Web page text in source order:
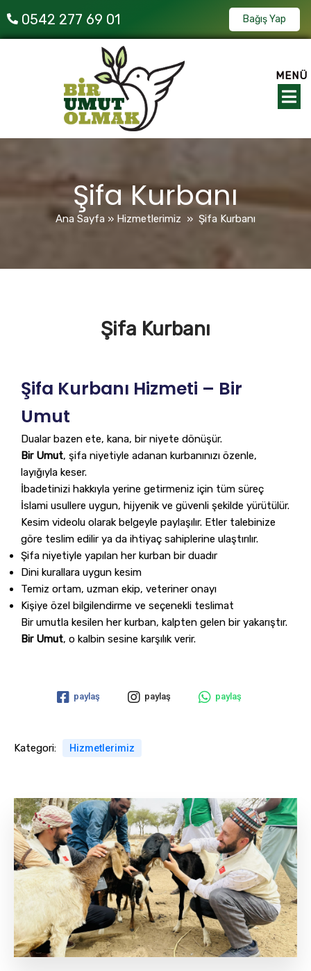
0542 277 69 01 Bağış Yap
MENÜ
Şifa Kurbanı
Ana Sayfa » Hizmetlerimiz » Şifa Kurbanı
Şifa Kurbanı
Şifa Kurbanı Hizmeti – Bir
Umut
Dualar bazen ete, kana, bir niyete dönüşür.
Bir Umut, şifa niyetiyle adanan kurbanınızı özenle,
layığıyla keser.
İbadetinizi hakkıyla yerine getirmeniz için tüm süreç
İslami usullere uygun, hijyenik ve güvenli şekilde yürütülür.
Kesim videolu olarak belgeyle paylaşılır. Etler talebinize
göre teslim edilir ya da ihtiyaç sahiplerine ulaştırılır.
Şifa niyetiyle yapılan her kurban bir duadır
Dini kurallara uygun kesim
Temiz ortam, uzman ekip, veteriner onayı
Kişiye özel bilgilendirme ve seçenekli teslimat
Bir umutla kesilen her kurban, kalpten gelen bir yakarıştır.
Bir Umut, o kalbin sesine karşılık verir.
paylaş paylaş paylaş
Kategori: Hizmetlerimiz